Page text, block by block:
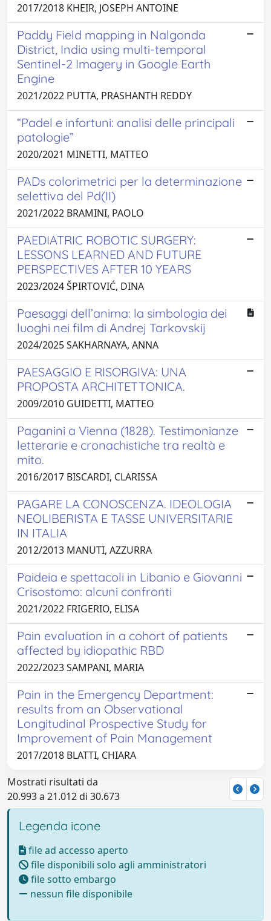
2017/2018 KHEIR, JOSEPH ANTOINE
Paddy Field mapping in Nalgonda
District, India using multi-temporal
Sentinel-2 Imagery in Google Earth
Engine
2021/2022 PUTTA, PRASHANTH REDDY
“Padel e infortuni: analisi delle principali
patologie”
2020/2021 MINETTI, MATTEO
PADs colorimetrici per la determinazione
selettiva del Pd(II)
2021/2022 BRAMINI, PAOLO
PAEDIATRIC ROBOTIC SURGERY:
LESSONS LEARNED AND FUTURE
PERSPECTIVES AFTER 10 YEARS
2023/2024 ŠPIRTOVIĆ, DINA
Paesaggi dell’anima: la simbologia dei
luoghi nei film di Andrej Tarkovskij
2024/2025 SAKHARNAYA, ANNA
PAESAGGIO E RISORGIVA: UNA
PROPOSTA ARCHITETTONICA.
2009/2010 GUIDETTI, MATTEO
Paganini a Vienna (1828). Testimonianze
letterarie e cronachistiche tra realtà e
mito.
2016/2017 BISCARDI, CLARISSA
PAGARE LA CONOSCENZA. IDEOLOGIA
NEOLIBERISTA E TASSE UNIVERSITARIE
IN ITALIA
2012/2013 MANUTI, AZZURRA
Paideia e spettacoli in Libanio e Giovanni
Crisostomo: alcuni confronti
2021/2022 FRIGERIO, ELISA
Pain evaluation in a cohort of patients
affected by idiopathic RBD
2022/2023 SAMPANI, MARIA
Pain in the Emergency Department:
results from an Observational
Longitudinal Prospective Study for
Improvement of Pain Management
2017/2018 BLATTI, CHIARA
Mostrati risultati da
20.993 a 21.012 di 30.673
Legenda icone
file ad accesso aperto
file disponibili solo agli amministratori
file sotto embargo
nessun file disponibile